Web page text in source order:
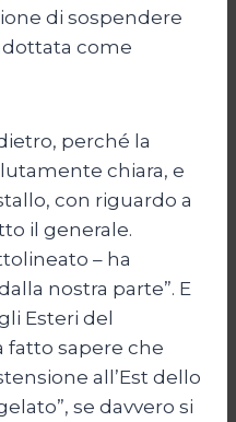
di sospendere
come
perché la
chiara, e
con riguardo a
il generale.
– ha
nostra parte”. E
Esteri del
fatto sapere che
all’Est dello
se davvero si